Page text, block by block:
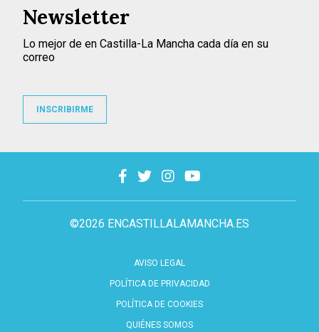
©2026 ENCASTILLALAMANCHA.ES
AVISO LEGAL
POLÍTICA DE PRIVACIDAD
POLÍTICA DE COOKIES
QUIÉNES SOMOS
Newsletter
Lo mejor de en Castilla-La Mancha cada día en su
correo
INSCRIBIRME